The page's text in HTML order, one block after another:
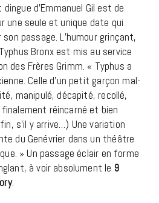
d’Emmanuel Gil est de
une seule et unique date qui
passage. L’humour grinçant,
Bronx est mis au service
des Frères Grimm. « Typhus a
Celle d’un petit garçon mal-
manipulé, décapité, recollé,
réincarné et bien
s’il y arrive…) Une variation
du Genévrier dans un théâtre
» Un passage éclair en forme
à voir absolument le 9
.